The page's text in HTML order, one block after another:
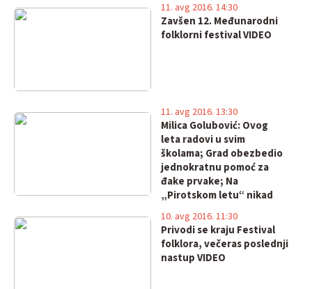
Zavšen 12. Međunarodni
folklorni festival VIDEO
11. avg 2016. 14:30
Milica Golubović: Ovog
leta radovi u svim
školama; Grad obezbedio
jednokratnu pomoć za
đake prvake; Na
„Pirotskom letu“ nikad
11. avg 2016. 13:30
Privodi se kraju Festival
folklora, večeras poslednji
nastup VIDEO
10. avg 2016. 11:30